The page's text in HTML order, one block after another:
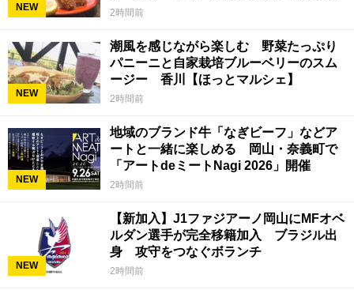
NEW
ェ】
2時間前
NEW
潮風を感じながら楽しむ 野菜たっぷり
パニーニと自家栽培ブルーベリーのスム
ージー 香川【ほっとマルシェ】
2時間前
NEW
地域のブランド牛「なぎビーフ」などア
ートと一緒に楽しめる 岡山・奈義町で
「アートdeミートNagi 2026」開催
2時間前
NEW
【新加入】J1ファジアーノ岡山にMFオベ
ルダン選手が完全移籍加入 ブラジル出
身 攻守をつなぐボランチ
2時間前